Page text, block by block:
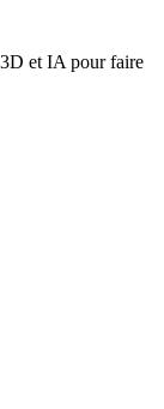
et IA pour faire